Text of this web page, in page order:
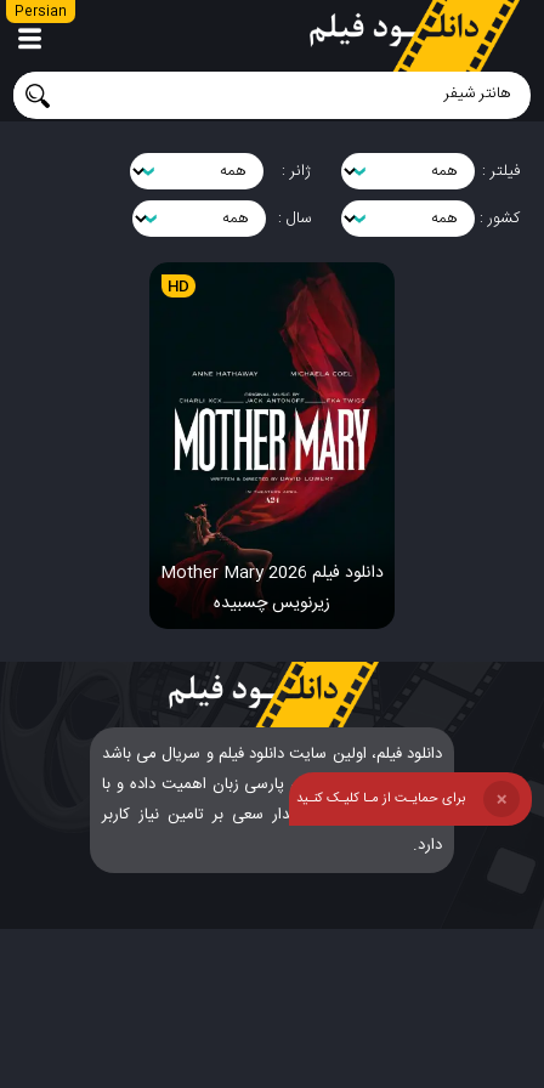
Persian
فیلتر :
ژانر :
کشور :
سال :
دانلود فیلم Mother Mary 2026
زیرنویس چسبیده
HD
دانلود فیلم، اولین سایت دانلود فیلم و سریال می باشد
که به درخواست کاربران پارسی زبان اهمیت داده و با
پشتیبانی و ارتباطی پایدار سعی بر تامین نیاز کاربر
دارد.
برای حمایـت از مـا کلیـک کنـید ❌